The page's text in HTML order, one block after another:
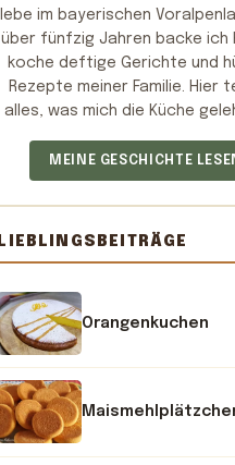
lebe im bayerischen
über fünfzig Jahren backe ich
koche deftige Gerichte und
Rezepte meiner Familie. Hier
alles, was mich die Küche
MEINE GESCHICHTE
LIEBLINGSBEITRÄGE
Orangenkuchen